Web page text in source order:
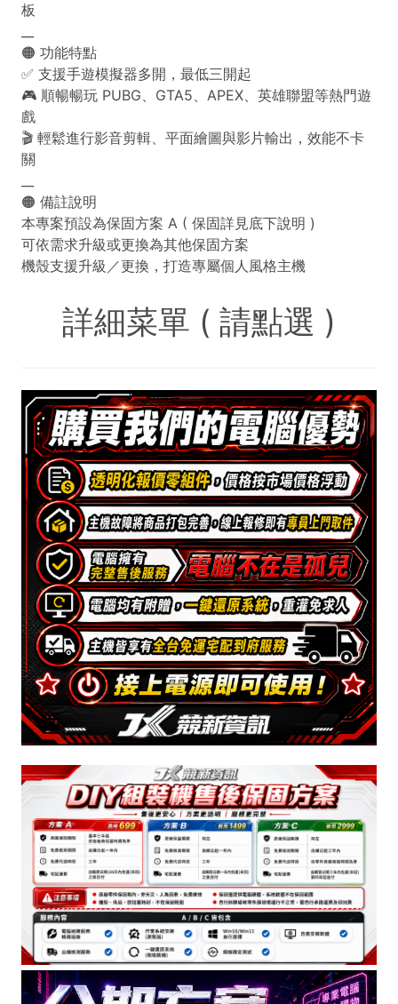
板
🟠 功能特點
✅ 支援手遊模擬器多開，最低三開起
🎮 順暢暢玩 PUBG、GTA5、APEX、英雄聯盟等熱門遊
戲
🎬 輕鬆進行影音剪輯、平面繪圖與影片輸出，效能不卡
關
🟠 備註說明
本專案預設為保固方案 A ( 保固詳見底下說明 )
可依需求升級或更換為其他保固方案
機殼支援升級／更換，打造專屬個人風格主機
詳細菜單 ( 請點選 )